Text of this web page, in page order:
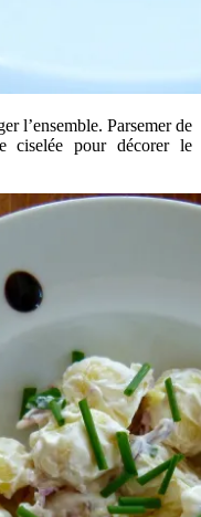
l’ensemble. Parsemer de
ciselée pour décorer le